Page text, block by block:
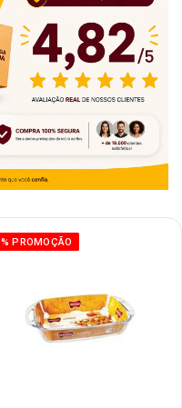
% PROMOÇÃO